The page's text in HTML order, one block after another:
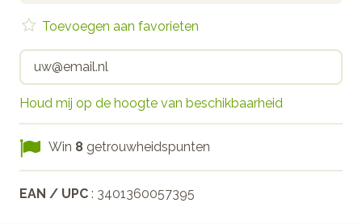
Houd mij op de hoogte van beschikbaarheid
Toevoegen aan favorieten
Win 8 getrouwheidspunten
EAN / UPC : 3401360057395